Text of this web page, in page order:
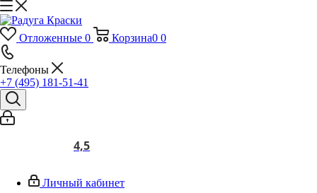
Отложенные 0 Корзина0 0
Телефоны
+7 (495) 181-51-41
4,5
Личный кабинет